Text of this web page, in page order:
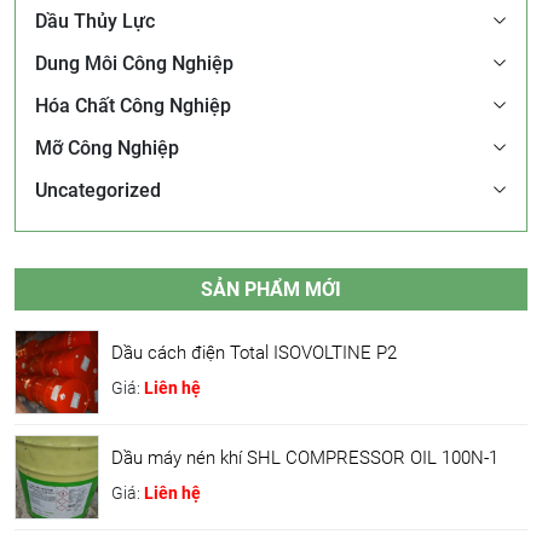
Dầu Thủy Lực
Dung Môi Công Nghiệp
Hóa Chất Công Nghiệp
Mỡ Công Nghiệp
Uncategorized
SẢN PHẨM MỚI
Dầu cách điện Total ISOVOLTINE P2
Giá: Liên hệ
Dầu máy nén khí SHL COMPRESSOR OIL 100N-1
Giá: Liên hệ